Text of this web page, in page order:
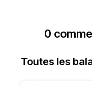
0
Toutes les